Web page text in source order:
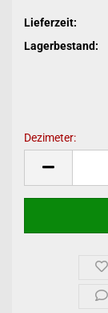
Lieferzeit:
Lagerbestand:
Dezimeter: